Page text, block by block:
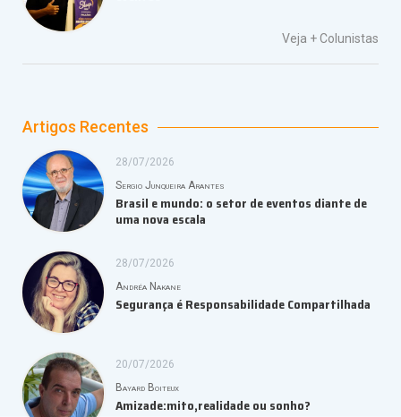
Veja +Colunistas
Artigos Recentes
28/07/2026
Sergio Junqueira Arantes
Brasil e mundo: o setor de eventos diante de
uma nova escala
28/07/2026
Andréa Nakane
Segurança é Responsabilidade Compartilhada
20/07/2026
Bayard Boiteux
Amizade:mito,realidade ou sonho?